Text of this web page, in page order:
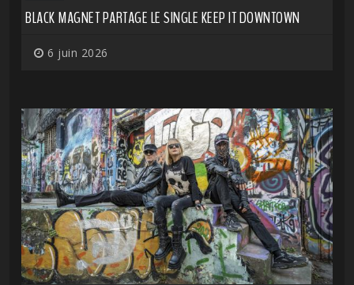
BLACK MAGNET PARTAGE LE SINGLE KEEP IT DOWNTOWN
6 juin 2026